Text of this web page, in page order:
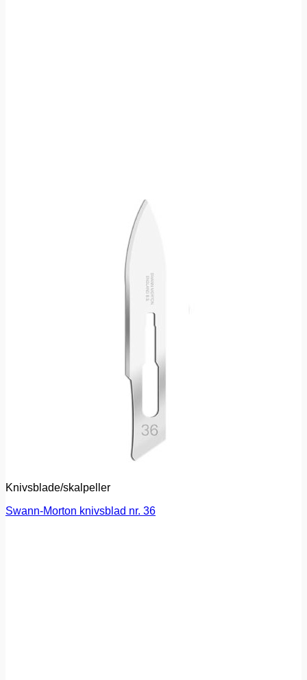
Knivsblade/skalpeller
Swann-Morton knivsblad nr. 36